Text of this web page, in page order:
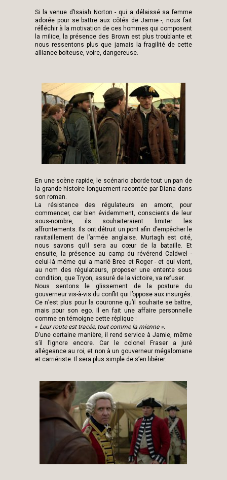
Si la venue d’Isaiah Norton - qui a délaissé sa femme
adorée pour se battre aux côtés de Jamie -, nous fait
réfléchir à la motivation de ces hommes qui composent
la milice, la présence des Brown est plus troublante et
nous ressentons plus que jamais la fragilité de cette
alliance boiteuse, voire, dangereuse.
En une scène rapide, le scénario aborde tout un pan de
la grande histoire longuement racontée par Diana dans
son roman.
La résistance des régulateurs en amont, pour
commencer, car bien évidemment, conscients de leur
sous-nombre, ils souhaiteraient limiter les
affrontements. Ils ont détruit un pont afin d’empêcher le
ravitaillement de l’armée anglaise. Murtagh est cité,
nous savons qu’il sera au cœur de la bataille. Et
ensuite, la présence au camp du révérend Caldwel -
celui-là même qui a marié Bree et Roger - et qui vient,
au nom des régulateurs, proposer une entente sous
condition, que Tryon, assuré de la victoire, va refuser.
Nous sentons le glissement de la posture du
gouverneur vis-à-vis du conflit qui l’oppose aux insurgés.
Ce n’est plus pour la couronne qu’il souhaite se battre,
mais pour son ego. Il en fait une affaire personnelle
comme en témoigne cette réplique :
« Leur route est tracée, tout comme la mienne ».
D’une certaine manière, il rend service à Jamie, même
s’il l’ignore encore. Car le colonel Fraser a juré
allégeance au roi, et non à un gouverneur mégalomane
et carriériste. Il sera plus simple de s’en libérer.